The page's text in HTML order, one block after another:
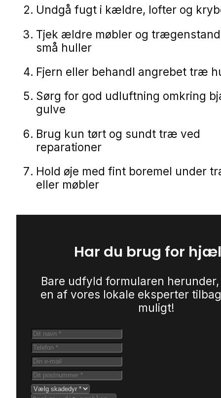
Undgå fugt i kældre, lofter og
Tjek ældre møbler og
små huller
Fjern eller behandl angrebet træ
Sørg for god udluftning omkring
gulve
Brug kun tørt og sundt træ ved
reparationer
Hold øje med fint boremel under
eller møbler
Har du brug for
Bare udfyld formularen
en af vores lokale eksperter
muligt!